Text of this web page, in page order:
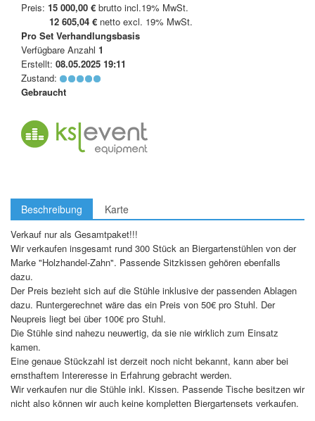
Preis: 15 000,00 € brutto incl.19% MwSt.
12 605,04 € netto excl. 19% MwSt.
Pro Set Verhandlungsbasis
Verfügbare Anzahl 1
Erstellt: 08.05.2025 19:11
Zustand:
Gebraucht
Beschreibung Karte
Verkauf nur als Gesamtpaket!!!
Wir verkaufen insgesamt rund 300 Stück an Biergartenstühlen von der
Marke "Holzhandel-Zahn". Passende Sitzkissen gehören ebenfalls
dazu.
Der Preis bezieht sich auf die Stühle inklusive der passenden Ablagen
dazu. Runtergerechnet wäre das ein Preis von 50€ pro Stuhl. Der
Neupreis liegt bei über 100€ pro Stuhl.
Die Stühle sind nahezu neuwertig, da sie nie wirklich zum Einsatz
kamen.
Eine genaue Stückzahl ist derzeit noch nicht bekannt, kann aber bei
ernsthaftem Intereresse in Erfahrung gebracht werden.
Wir verkaufen nur die Stühle inkl. Kissen. Passende Tische besitzen wir
nicht also können wir auch keine kompletten Biergartensets verkaufen.